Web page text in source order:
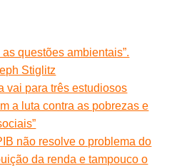
questões ambientais”.
Stiglitz
vai para três estudiosos
a luta contra as pobrezas e
não resolve o problema do
da renda e tampouco o